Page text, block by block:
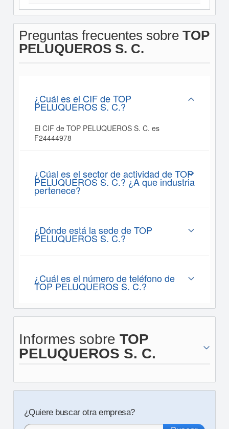
Preguntas frecuentes sobre TOP
PELUQUEROS S. C.
¿Cuál es el CIF de TOP
PELUQUEROS S. C.?
El CIF de TOP PELUQUEROS S. C. es
F24444978
¿Cúal es el sector de actividad de TOP
PELUQUEROS S. C.? ¿A que industria
pertenece?
¿Dónde está la sede de TOP
PELUQUEROS S. C.?
¿Cuál es el número de teléfono de
TOP PELUQUEROS S. C.?
Informes sobre TOP
PELUQUEROS S. C.
¿Quiere buscar otra empresa?